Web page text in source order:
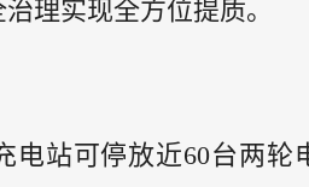
理实现全方位提质。
电站可停放近60台两